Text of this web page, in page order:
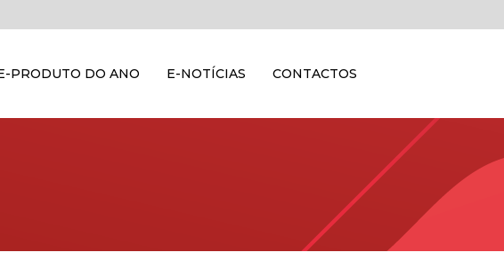
PRODUTO DO ANO E-NOTÍCIAS CONTACTOS